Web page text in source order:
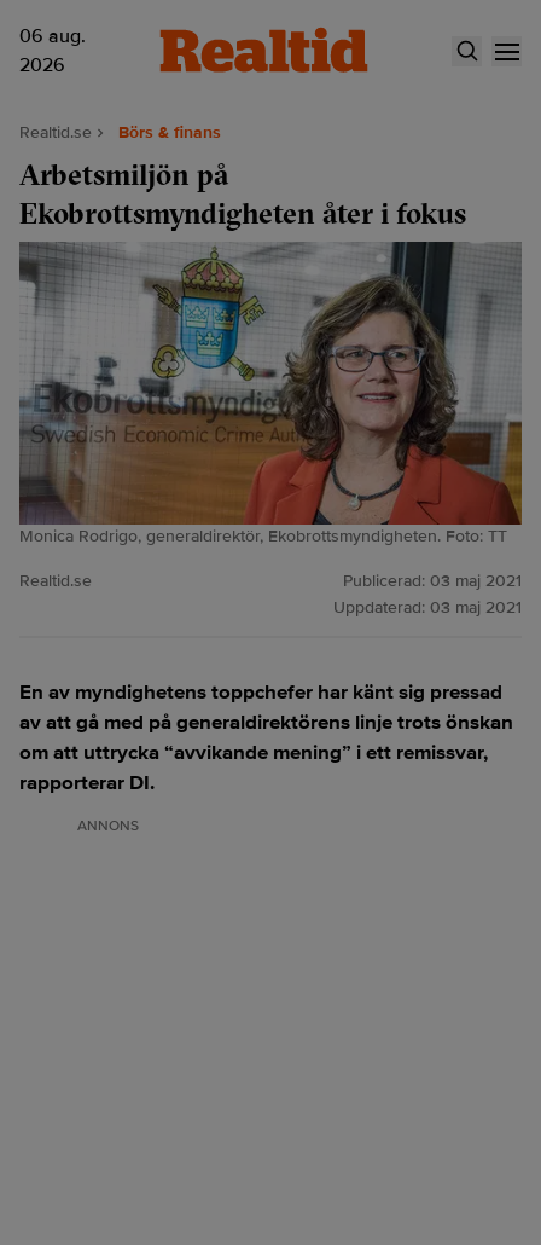
06 aug.
2026
Realtid.se Börs & finans
Arbetsmiljön på
Ekobrottsmyndigheten åter i fokus
Monica Rodrigo, generaldirektör, Ekobrottsmyndigheten. Foto: TT
Realtid.se Publicerad: 03 maj 2021
Uppdaterad: 03 maj 2021
En av myndighetens toppchefer har känt sig pressad
av att gå med på generaldirektörens linje trots önskan
om att uttrycka “avvikande mening” i ett remissvar,
rapporterar DI.
ANNONS